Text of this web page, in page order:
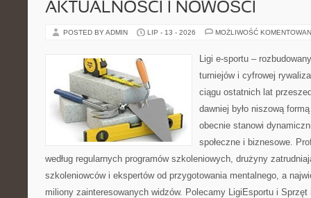
AKTUALNOŚCI I NOWOŚCI
POSTED BY ADMIN LIP - 13 - 2026 MOŻLIWOŚĆ
Ligi e-sportu –
turniejów i cyfrowej
ciągu ostatnich lat
dawniej było niszową
obecnie stanowi
społeczne i biznesowe.
według regularnych programów szkoleniowych, drużyny
szkoleniowców i ekspertów od przygotowania mentalnego, a
miliony zainteresowanych widzów. Polecamy LigiEsportu i